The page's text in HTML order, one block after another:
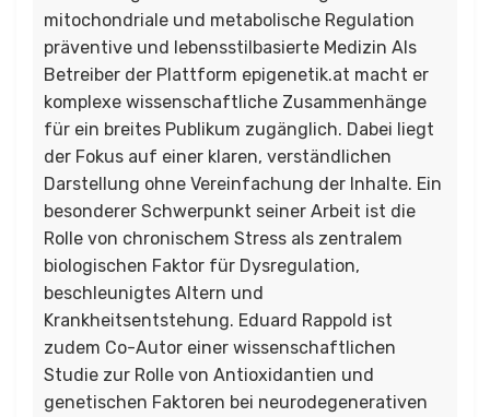
mitochondriale und metabolische Regulation
präventive und lebensstilbasierte Medizin Als
Betreiber der Plattform epigenetik.at macht er
komplexe wissenschaftliche Zusammenhänge
für ein breites Publikum zugänglich. Dabei liegt
der Fokus auf einer klaren, verständlichen
Darstellung ohne Vereinfachung der Inhalte. Ein
besonderer Schwerpunkt seiner Arbeit ist die
Rolle von chronischem Stress als zentralem
biologischen Faktor für Dysregulation,
beschleunigtes Altern und
Krankheitsentstehung. Eduard Rappold ist
zudem Co-Autor einer wissenschaftlichen
Studie zur Rolle von Antioxidantien und
genetischen Faktoren bei neurodegenerativen